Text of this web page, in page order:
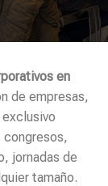
en
de empresas,
congresos,
jornadas de
tamaño.